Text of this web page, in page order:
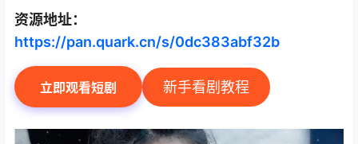
资源地址：
https://pan.quark.cn/s/0dc383abf32b
立即观看短剧 新手看剧教程